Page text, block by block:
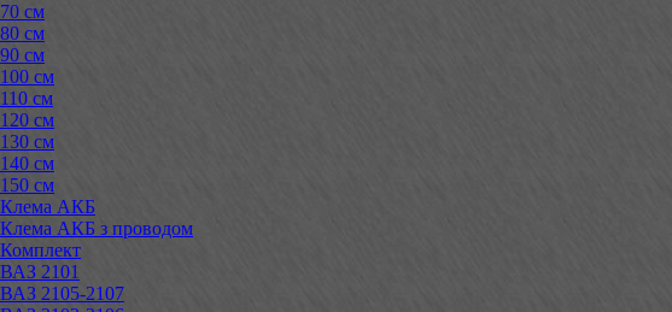
70 см
80 см
90 см
100 см
110 см
120 см
130 см
140 см
150 см
Клема АКБ
Клема АКБ з проводом
Комплект
ВАЗ 2101
ВАЗ 2105-2107